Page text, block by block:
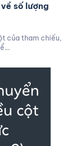
số lượng
của tham chiếu,